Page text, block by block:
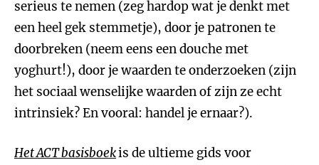
serieus te nemen (zeg hardop wat je denkt met
een heel gek stemmetje), door je patronen te
doorbreken (neem eens een douche met
yoghurt!), door je waarden te onderzoeken (zijn
het sociaal wenselijke waarden of zijn ze echt
intrinsiek? En vooral: handel je ernaar?).
Het ACT basisboekis de ultieme gids voor